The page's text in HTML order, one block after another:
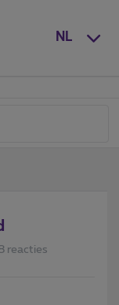
NL
reacties